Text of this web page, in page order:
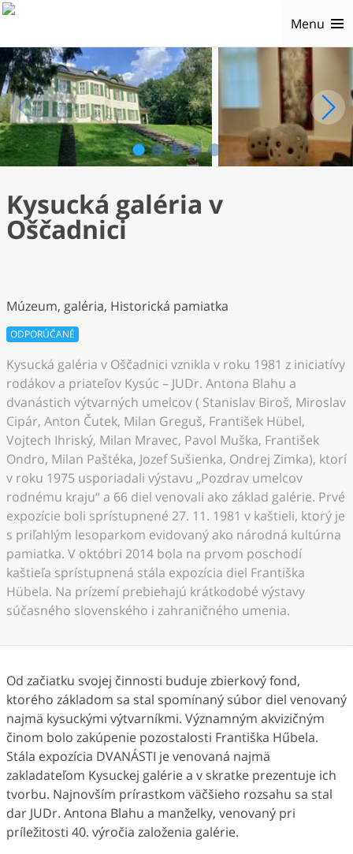
Menu
1 2 3 4 5
Kysucká galéria v
Oščadnici
Múzeum, galéria, Historická pamiatka
ODPORÚČANÉ
Kysucká galéria v Oščadnici vznikla v roku 1981 z iniciatívy
rodákov a priateľov Kysúc – JUDr. Antona Blahu a
dvanástich výtvarných umelcov ( Stanislav Biroš, Miroslav
Cipár, Anton Čutek, Milan Greguš, František Hübel,
Vojtech Ihriský, Milan Mravec, Pavol Muška, František
Ondro, Milan Paštéka, Jozef Sušienka, Ondrej Zimka), ktorí
v roku 1975 usporiadali výstavu „Pozdrav umelcov
rodnému kraju“ a 66 diel venovali ako základ galérie. Prvé
expozície boli sprístupnené 27. 11. 1981 v kaštieli, ktorý je
s priľahlým lesoparkom evidovaný ako národná kultúrna
pamiatka. V októbri 2014 bola na prvom poschodí
kaštieľa sprístupnená stála expozícia diel Františka
Hübela. Na prízemí prebiehajú krátkodobé výstavy
súčasného slovenského i zahraničného umenia.
Od začiatku svojej činnosti buduje zbierkový fond,
ktorého základom sa stal spomínaný súbor diel venovaný
najmä kysuckými výtvarníkmi. Významným akvizičným
činom bolo zakúpenie pozostalosti Františka Hűbela.
Stála expozícia DVANÁSTI je venovaná najmä
zakladateľom Kysuckej galérie a v skratke prezentuje ich
tvorbu. Najnovším prírastkom väčšieho rozsahu sa stal
dar JUDr. Antona Blahu a manželky, venovaný pri
príležitosti 40. výročia založenia galérie.